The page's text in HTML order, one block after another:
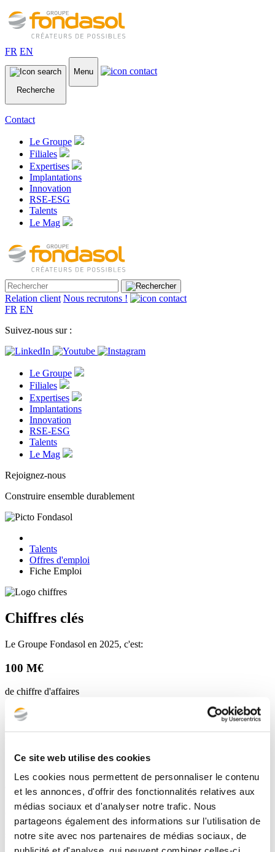
Ce site web utilise des cookies
Les cookies nous permettent de personnaliser le contenu
et les annonces, d'offrir des fonctionnalités relatives aux
médias sociaux et d'analyser notre trafic. Nous
partageons également des informations sur l'utilisation de
notre site avec nos partenaires de médias sociaux, de
FR EN
Recherche
Menu
Contact
Le Groupe
Filiales
Expertises
Implantations
Innovation
RSE-ESG
Talents
Le Mag
Relation client Nous recrutons !
FR EN
Suivez-nous sur :
Le Groupe
Filiales
Expertises
Implantations
Innovation
RSE-ESG
Talents
Le Mag
Rejoignez-nous
Construire ensemble durablement
Talents
Offres d'emploi
Fiche Emploi
Chiffres clés
Le Groupe Fondasol en 2025, c'est:
100 M€
de chiffre d'affaires
850
75%
du capital détenu par nos salariés
35
sites à travers le monde